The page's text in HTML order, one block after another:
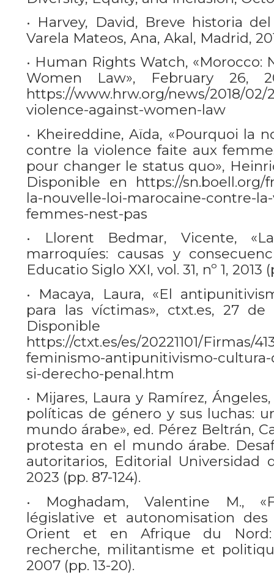
• Harvey, David, Breve historia
Varela Mateos, Ana, Akal, Madrid,
• Human Rights Watch, «Morocco:
Women Law», February 26,
https://www.hrw.org/news/2018/
violence-against-women-law
• Kheireddine, Aïda, «Pourquoi la
contre la violence faite aux
pour changer le status quo»,
Disponible en https://sn.boell.org/
la-nouvelle-loi-marocaine-contre-
femmes-nest-pas
• Llorent Bedmar, Vicente,
marroquíes: causas y
Educatio Siglo XXI, vol. 31, nº 1, 2013
• Macaya, Laura, «El
para las víctimas», ctxt.es, 27
https://ctxt.es/es/20221101/Firmas/
feminismo-antipunitivismo-cultura-
si-derecho-penal.htm
• Mijares, Laura y Ramírez,
políticas de género y sus luchas:
mundo árabe», ed. Pérez Beltrán,
protesta en el mundo árabe.
autoritarios, Editorial Universidad
2023 (pp. 87-124).
• Moghadam, Valentine M.,
législative et autonomisation
Orient et en Afrique du Nord:
recherche, militantisme et
2007 (pp. 13-20).